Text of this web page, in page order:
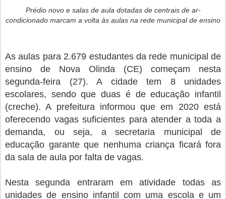
Prédio novo e salas de aula dotadas de centrais de ar-
condicionado marcam a volta às aulas na rede municipal de ensino
As aulas para 2.679 estudantes da rede municipal de
ensino de Nova Olinda (CE) começam nesta
segunda-feira (27). A cidade tem 8 unidades
escolares, sendo que duas é de educação infantil
(creche). A prefeitura informou que em 2020 está
oferecendo vagas suficientes para atender a toda a
demanda, ou seja, a secretaria municipal de
educação garante que nenhuma criança ficará fora
da sala de aula por falta de vagas.
Nesta segunda entraram em atividade todas as
unidades de ensino infantil com uma escola e um